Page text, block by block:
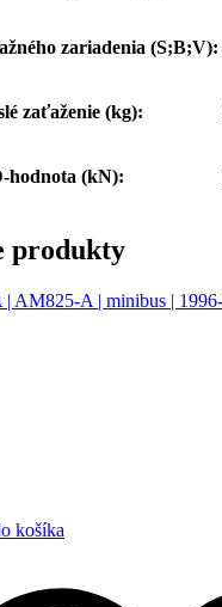
zariadenia (S;B;V):
zaťaženie (kg):
hodnota (kN):
produkty
košíka